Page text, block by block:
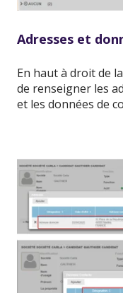
Adresses et
En haut à droit de
de renseigner les
et les données de